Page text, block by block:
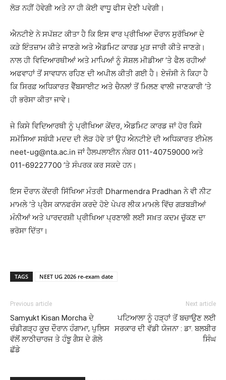
ਲੋੜ ਨਹੀਂ ਹੋਵੇਗੀ ਅਤੇ ਨਾ ਹੀ ਕੋਈ ਵਾਧੂ ਫੀਸ ਦੇਣੀ ਪਵੇਗੀ।
ਐਨਟੀਏ ਨੇ ਸਪੱਸ਼ਟ ਕੀਤਾ ਹੈ ਕਿ ਇਸ ਵਾਰ ਪ੍ਰੀਖਿਆ ਦੌਰਾਨ ਸੁਰੱਖਿਆ ਦੇ
ਕੜੇ ਇੰਤਜ਼ਾਮ ਕੀਤੇ ਜਾਣਗੇ ਅਤੇ ਐਡਮਿਟ ਕਾਰਡ ਮੁੜ ਜਾਰੀ ਕੀਤੇ ਜਾਣਗੇ।
ਨਾਲ ਹੀ ਵਿਦਿਆਰਥੀਆਂ ਅਤੇ ਮਾਪਿਆਂ ਨੂੰ ਸੋਸ਼ਲ ਮੀਡੀਆ ’ਤੇ ਫੈਲ ਰਹੀਆਂ
ਅਫਵਾਹਾਂ ਤੋਂ ਸਾਵਧਾਨ ਰਹਿਣ ਦੀ ਅਪੀਲ ਕੀਤੀ ਗਈ ਹੈ। ਏਜੰਸੀ ਨੇ ਕਿਹਾ ਹੈ
ਕਿ ਸਿਰਫ਼ ਅਧਿਕਾਰਤ ਵੈੱਬਸਾਈਟ ਅਤੇ ਚੈਨਲਾਂ ਤੋਂ ਮਿਲਣ ਵਾਲੀ ਜਾਣਕਾਰੀ ’ਤੇ
ਹੀ ਭਰੋਸਾ ਕੀਤਾ ਜਾਵੇ।
ਜੇ ਕਿਸੇ ਵਿਦਿਆਰਥੀ ਨੂੰ ਪ੍ਰੀਖਿਆ ਕੇਂਦਰ, ਐਡਮਿਟ ਕਾਰਡ ਜਾਂ ਹੋਰ ਕਿਸੇ
ਸਮੱਸਿਆ ਸਬੰਧੀ ਮਦਦ ਦੀ ਲੋੜ ਹੋਵੇ ਤਾਂ ਉਹ ਐਨਟੀਏ ਦੀ ਅਧਿਕਾਰਤ ਈਮੇਲ
neet-ug@nta.ac.in ਜਾਂ ਹੈਲਪਲਾਈਨ ਨੰਬਰ 011-40759000 ਅਤੇ
011-69227700 ’ਤੇ ਸੰਪਰਕ ਕਰ ਸਕਦੇ ਹਨ।
ਇਸ ਦੌਰਾਨ ਕੇਂਦਰੀ ਸਿੱਖਿਆ ਮੰਤਰੀ Dharmendra Pradhan ਨੇ ਵੀ ਨੀਟ
ਮਾਮਲੇ ’ਤੇ ਪ੍ਰੈਸ ਕਾਨਫਰੰਸ ਕਰਦੇ ਹੋਏ ਪੇਪਰ ਲੀਕ ਮਾਮਲੇ ਵਿੱਚ ਗੜਬੜੀਆਂ
ਮੰਨੀਆਂ ਅਤੇ ਪਾਰਦਰਸ਼ੀ ਪ੍ਰੀਖਿਆ ਪ੍ਰਣਾਲੀ ਲਈ ਸਖ਼ਤ ਕਦਮ ਚੁੱਕਣ ਦਾ
ਭਰੋਸਾ ਦਿੱਤਾ।
TAGS NEET UG 2026 re-exam date
Previous article
Samyukt Kisan Morcha ਦੇ
ਚੰਡੀਗੜ੍ਹ ਕੂਚ ਦੌਰਾਨ ਹੰਗਾਮਾ, ਪੁਲਿਸ
ਵੱਲੋਂ ਲਾਠੀਚਾਰਜ ਤੇ ਹੰਝੂ ਗੈਸ ਦੇ ਗੋਲੇ
ਛੱਡੇ
Next article
ਪਟਿਆਲਾ ਨੂੰ ਹੜ੍ਹਾਂ ਤੋਂ ਬਚਾਉਣ ਲਈ
ਸਰਕਾਰ ਦੀ ਵੱਡੀ ਯੋਜਨਾ : ਡਾ. ਬਲਬੀਰ
ਸਿੰਘ